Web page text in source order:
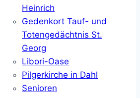
Heinrich
Gedenkort Tauf- und
Totengedächtnis St.
Georg
Libori-Oase
Pilgerkirche in Dahl
Senioren